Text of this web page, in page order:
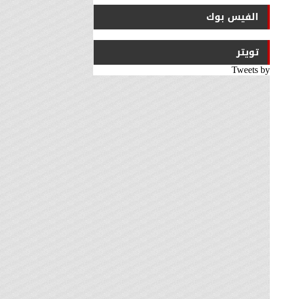
الفيس بوك
تويتر
Tweets by